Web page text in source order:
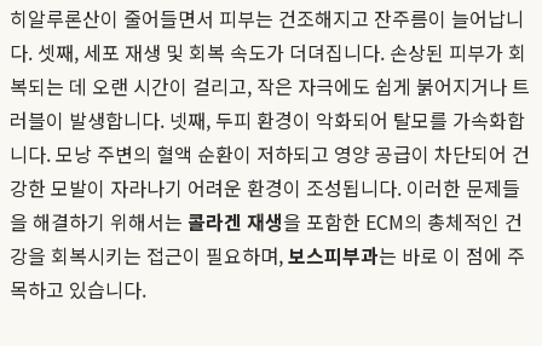
히알루론산이 줄어들면서 피부는 건조해지고 잔주름이 늘어납니
다. 셋째, 세포 재생 및 회복 속도가 더뎌집니다. 손상된 피부가 회
복되는 데 오랜 시간이 걸리고, 작은 자극에도 쉽게 붉어지거나 트
러블이 발생합니다. 넷째, 두피 환경이 악화되어 탈모를 가속화합
니다. 모낭 주변의 혈액 순환이 저하되고 영양 공급이 차단되어 건
강한 모발이 자라나기 어려운 환경이 조성됩니다. 이러한 문제들
을 해결하기 위해서는 콜라겐 재생을 포함한 ECM의 총체적인 건
강을 회복시키는 접근이 필요하며,보스피부과는 바로 이 점에 주
목하고 있습니다.